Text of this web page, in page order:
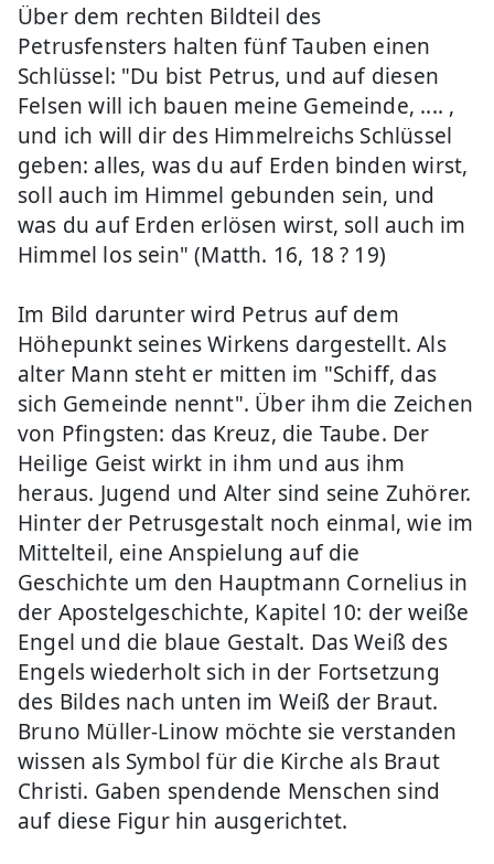
Über dem rechten Bildteil des
Petrusfensters halten fünf Tauben einen
Schlüssel: "Du bist Petrus, und auf diesen
Felsen will ich bauen meine Gemeinde, .... ,
und ich will dir des Himmelreichs Schlüssel
geben: alles, was du auf Erden binden wirst,
soll auch im Himmel gebunden sein, und
was du auf Erden erlösen wirst, soll auch im
Himmel los sein" (Matth. 16, 18 ? 19)
Im Bild darunter wird Petrus auf dem
Höhepunkt seines Wirkens dargestellt. Als
alter Mann steht er mitten im "Schiff, das
sich Gemeinde nennt". Über ihm die Zeichen
von Pfingsten: das Kreuz, die Taube. Der
Heilige Geist wirkt in ihm und aus ihm
heraus. Jugend und Alter sind seine Zuhörer.
Hinter der Petrusgestalt noch einmal, wie im
Mittelteil, eine Anspielung auf die
Geschichte um den Hauptmann Cornelius in
der Apostelgeschichte, Kapitel 10: der weiße
Engel und die blaue Gestalt. Das Weiß des
Engels wiederholt sich in der Fortsetzung
des Bildes nach unten im Weiß der Braut.
Bruno Müller-Linow möchte sie verstanden
wissen als Symbol für die Kirche als Braut
Christi. Gaben spendende Menschen sind
auf diese Figur hin ausgerichtet.